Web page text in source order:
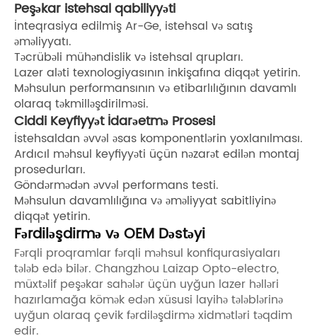
Peşəkar istehsal qabiliyyəti
İnteqrasiya edilmiş Ar-Ge, istehsal və satış
əməliyyatı.
Təcrübəli mühəndislik və istehsal qrupları.
Lazer aləti texnologiyasının inkişafına diqqət yetirin.
Məhsulun performansının və etibarlılığının davamlı
olaraq təkmilləşdirilməsi.
Ciddi Keyfiyyət İdarəetmə Prosesi
İstehsaldan əvvəl əsas komponentlərin yoxlanılması.
Ardıcıl məhsul keyfiyyəti üçün nəzarət edilən montaj
prosedurları.
Göndərmədən əvvəl performans testi.
Məhsulun davamlılığına və əməliyyat sabitliyinə
diqqət yetirin.
Fərdiləşdirmə və OEM Dəstəyi
Fərqli proqramlar fərqli məhsul konfiqurasiyaları
tələb edə bilər. Changzhou Laizap Opto-electro,
müxtəlif peşəkar sahələr üçün uyğun lazer həlləri
hazırlamağa kömək edən xüsusi layihə tələblərinə
uyğun olaraq çevik fərdiləşdirmə xidmətləri təqdim
edir.